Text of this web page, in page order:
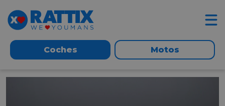
Coches Motos